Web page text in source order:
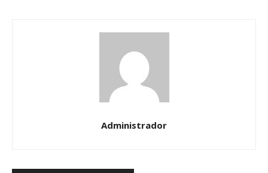
Administrador